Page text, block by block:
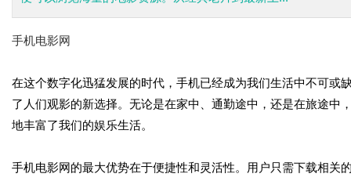
手机电影网
在这个数字化迅猛发展的时代，手机已经成为我们生活中不可或
了人们观影的新选择。无论是在家中、通勤途中，还是在旅途
地丰富了我们的娱乐生活。
手机电影网的最大优势在于便捷性和灵活性。用户只需下载相关